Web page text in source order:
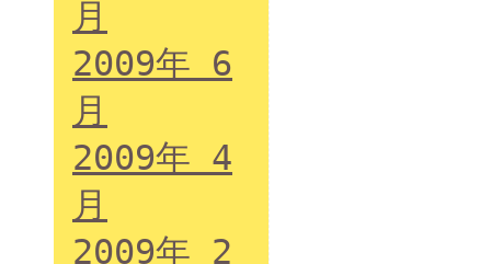
月
2009年 6
月
2009年 4
月
2009年 2